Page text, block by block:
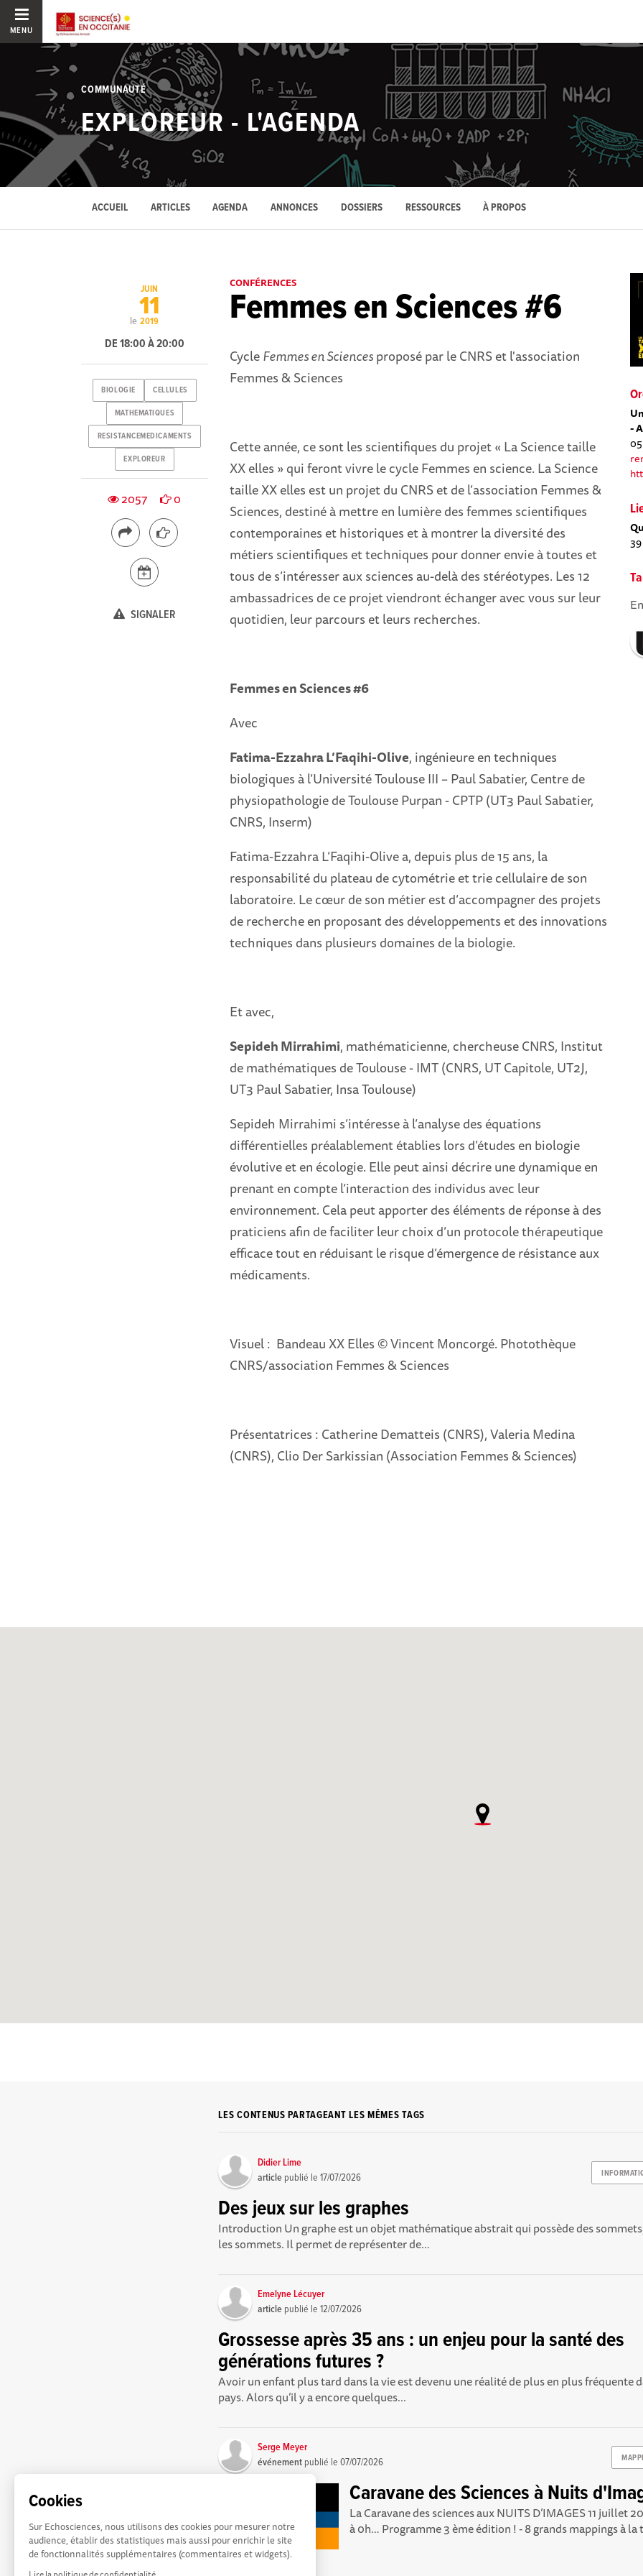
Cookies
Sur Echosciences, nous utilisons des cookies pour mesurer notre
audience, établir des statistiques mais aussi pour enrichir le site
de fonctionnalités supplémentaires (commentaires et widgets).
MENU
COMMUNAUTÉ
EXPLOREUR - L'AGENDA
ACCUEIL ARTICLES AGENDA ANNONCES DOSSIERS RESSOURCES À PROPOS
CONFÉRENCES
Femmes en Sciences #6
CycleFemmes en Sciencesproposé par le CNRS et l'association
Femmes & Sciences
Cette année, ce sont les scientifiques du projet « La Science taille
XX elles » qui feront vivre le cycle Femmes en science. La Science
taille XX elles est un projet du CNRS et de l’association Femmes &
Sciences, destiné à mettre en lumière des femmes scientifiques
contemporaines et historiques et à montrer la diversité des
métiers scientifiques et techniques pour donner envie à toutes et
tous de s’intéresser aux sciences au-delà des stéréotypes. Les 12
ambassadrices de ce projet viendront échanger avec vous sur leur
quotidien, leur parcours et leurs recherches.
Femmes en Sciences #6
Avec
Fatima-Ezzahra L’Faqihi-Olive, ingénieure en techniques
biologiques à l’Université Toulouse III – Paul Sabatier, Centre de
physiopathologie de Toulouse Purpan - CPTP (UT3 Paul Sabatier,
CNRS, Inserm)
Fatima-Ezzahra L’Faqihi-Olive a, depuis plus de 15 ans, la
responsabilité du plateau de cytométrie et trie cellulaire de son
laboratoire. Le cœur de son métier est d’accompagner des projets
de recherche en proposant des développements et des innovations
techniques dans plusieurs domaines de la biologie.
Et avec,
Sepideh Mirrahimi, mathématicienne, chercheuse CNRS, Institut
de mathématiques de Toulouse - IMT (CNRS, UT Capitole, UT2J,
UT3 Paul Sabatier, Insa Toulouse)
Sepideh Mirrahimi s’intéresse à l’analyse des équations
différentielles préalablement établies lors d’études en biologie
évolutive et en écologie. Elle peut ainsi décrire une dynamique en
prenant en compte l’interaction des individus avec leur
environnement. Cela peut apporter des éléments de réponse à des
praticiens afin de faciliter leur choix d’un protocole thérapeutique
efficace tout en réduisant le risque d’émergence de résistance aux
médicaments.
Visuel : Bandeau XX Elles © Vincent Moncorgé. Photothèque
CNRS/association Femmes & Sciences
Présentatrices : Catherine Dematteis (CNRS), Valeria Medina
(CNRS), Clio Der Sarkissian (Association Femmes & Sciences)
-
le
JUIN
11
2019
DE 18:00 À 20:00
BIOLOGIE CELLULES
MATHEMATIQUES
RESISTANCEMEDICAMENTS
EXPLOREUR
2057 0
SIGNALER
LES CONTENUS PARTAGEANT LES MÊMES TAGS
Didier Lime
article publié le17/07/2026
Des jeux sur les graphes
Introduction Un graphe est un objet mathématique abstrait qui possède des
les sommets. Il permet de représenter de...
Emelyne Lécuyer
article publié le12/07/2026
Grossesse après 35 ans : un enjeu pour la santé des
générations futures ?
Avoir un enfant plus tard dans la vie est devenu une réalité de plus en plus fréquente
pays. Alors qu’il y a encore quelques...
Serge Meyer
événement publié le07/07/2026
Caravane des Sciences à Nuits
La Caravane des sciences aux NUITS D’IMAGES 11 juillet
à 0h… Programme 3 ème édition ! - 8 grands mappings à la